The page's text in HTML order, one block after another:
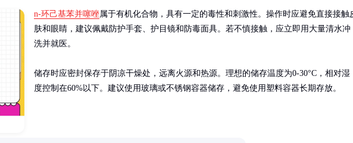
n-环己基苯并噻唑 属于有机化合物，具有一定的毒性和刺激性。操作时应避免直接接触
肤和眼睛，建议佩戴防护手套、护目镜和防毒面具。若不慎接触，应立即用大量清水冲
洗并就医。
储存时应密封保存于阴凉干燥处，远离火源和热源。理想的储存温度为0-30°C，相对湿
度控制在60%以下。建议使用玻璃或不锈钢容器储存，避免使用塑料容器长期存放。